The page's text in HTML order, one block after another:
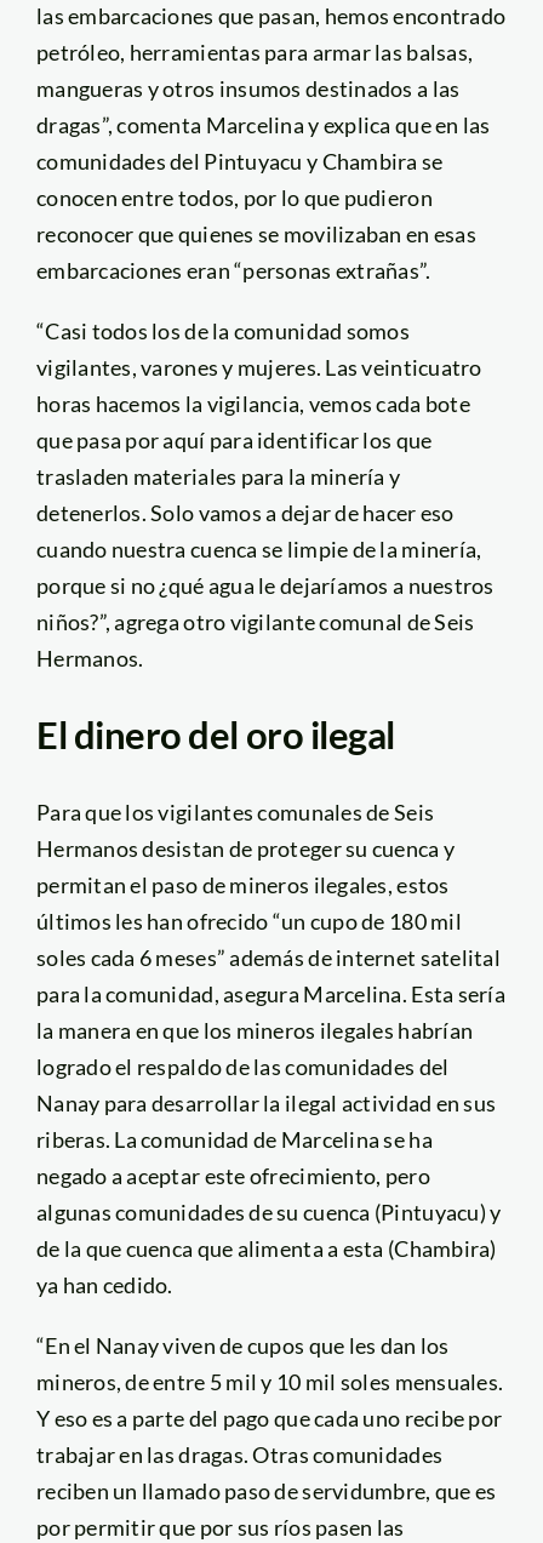
las embarcaciones que pasan, hemos encontrado
petróleo, herramientas para armar las balsas,
mangueras y otros insumos destinados a las
dragas”, comenta Marcelina y explica que en las
comunidades del Pintuyacu y Chambira se
conocen entre todos, por lo que pudieron
reconocer que quienes se movilizaban en esas
embarcaciones eran “personas extrañas”.
“Casi todos los de la comunidad somos
vigilantes, varones y mujeres. Las veinticuatro
horas hacemos la vigilancia, vemos cada bote
que pasa por aquí para identificar los que
trasladen materiales para la minería y
detenerlos. Solo vamos a dejar de hacer eso
cuando nuestra cuenca se limpie de la minería,
porque si no ¿qué agua le dejaríamos a nuestros
niños?”, agrega otro vigilante comunal de Seis
Hermanos.
El dinero del oro ilegal
Para que los vigilantes comunales de Seis
Hermanos desistan de proteger su cuenca y
permitan el paso de mineros ilegales, estos
últimos les han ofrecido “un cupo de 180 mil
soles cada 6 meses” además de internet satelital
para la comunidad, asegura Marcelina. Esta sería
la manera en que los mineros ilegales habrían
logrado el respaldo de las comunidades del
Nanay para desarrollar la ilegal actividad en sus
riberas. La comunidad de Marcelina se ha
negado a aceptar este ofrecimiento, pero
algunas comunidades de su cuenca (Pintuyacu) y
de la que cuenca que alimenta a esta (Chambira)
ya han cedido.
“En el Nanay viven de cupos que les dan los
mineros, de entre 5 mil y 10 mil soles mensuales.
Y eso es a parte del pago que cada uno recibe por
trabajar en las dragas. Otras comunidades
reciben un llamado paso de servidumbre, que es
por permitir que por sus ríos pasen las